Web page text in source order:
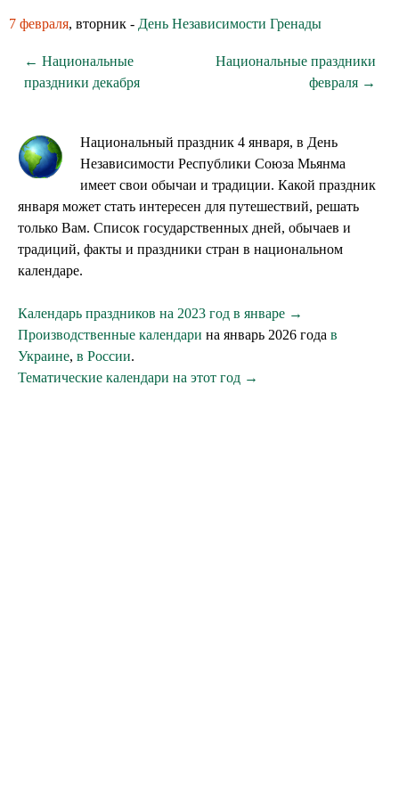
7 февраля, вторник - День Независимости Гренады
← Национальные
праздники декабря
Национальные праздники
февраля →
Национальный праздник 4 января, в День
Независимости Республики Союза Мьянма
имеет свои обычаи и традиции. Какой праздник
января может стать интересен для путешествий, решать
только Вам. Список государственных дней, обычаев и
традиций, факты и праздники стран в национальном
календаре.
Календарь праздников на 2023 год в январе →
Производственные календари на январь 2026 года в
Украине, в России.
Тематические календари на этот год →